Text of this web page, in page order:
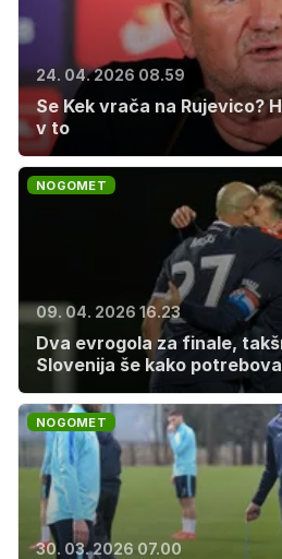
24. 04. 2026 08.59
Se Kek vrača na Rujevico?
v to
NOGOMET
09. 04. 2026 16.23
Dva evrogola za finale,
Slovenija še kako
NOGOMET
30. 03. 2026 07.00